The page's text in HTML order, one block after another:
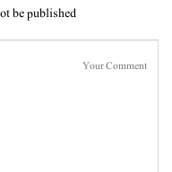
be published.